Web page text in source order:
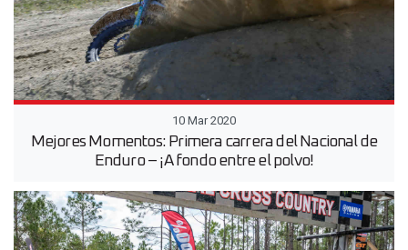
10 Mar 2020
Mejores Momentos: Primera carrera del Nacional de
Enduro – ¡A fondo entre el polvo!